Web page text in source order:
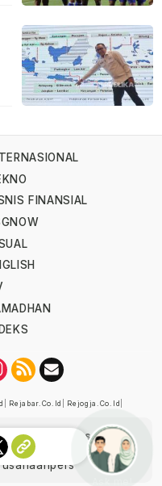
FINANSIAL
Rejabar.co.id Rejogja.co.id
Dewan Pers
K/XII/2022